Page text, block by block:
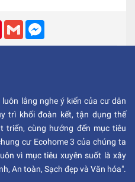
PinterestGmail
lắng nghe ý kiến của cư dân
trì khối đoàn kết, tận dụng thế
triển, cùng hướng đến mục tiêu
cư Ecohome 3 của chúng ta
vì mục tiêu xuyên suốt là xây
An toàn, Sạch đẹp và Văn hóa".